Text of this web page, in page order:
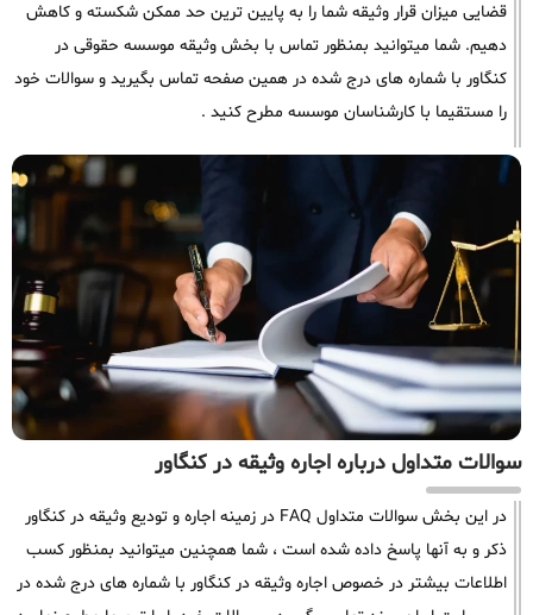
قضایی میزان قرار وثیقه شما را به پایین ترین حد ممکن شکسته و کاهش
دهیم. شما میتوانید بمنظور تماس با بخش وثیقه موسسه حقوقی در
کنگاور با شماره های درج شده در همین صفحه تماس بگیرید و سوالات خود
را مستقیما با کارشناسان موسسه مطرح کنید .
سوالات متداول درباره اجاره وثیقه در کنگاور
در این بخش سوالات متداول FAQ در زمینه اجاره و تودیع وثیقه در کنگاور
ذکر و به آنها پاسخ داده شده است ، شما همچنین میتوانید بمنظور کسب
اطلاعات بیشتر در خصوص اجاره وثیقه در کنگاور با شماره های درج شده در